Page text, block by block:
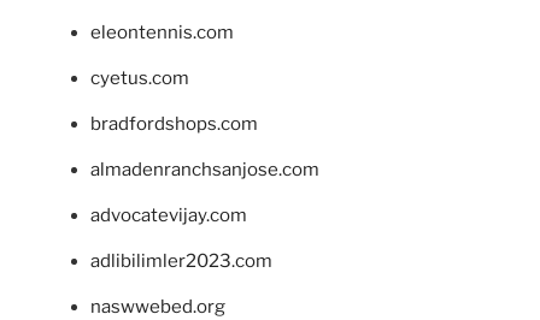
eleontennis.com
cyetus.com
bradfordshops.com
almadenranchsanjose.com
advocatevijay.com
adlibilimler2023.com
naswwebed.org